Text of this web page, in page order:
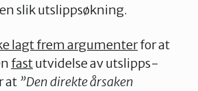
slik utslippsøkning.
lagt frem argumenterfor at
fastutvidelse av utslipps-
at ”Den direkte årsaken